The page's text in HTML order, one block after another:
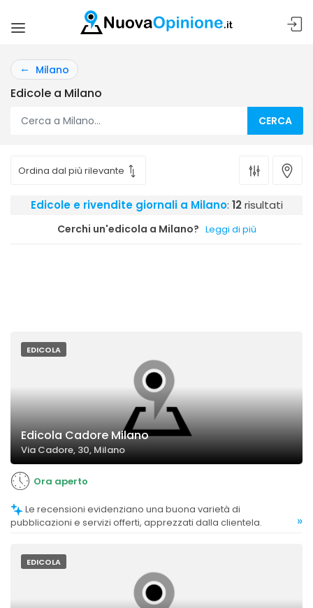
Milano
Edicole a Milano
CERCA
Edicole e rivendite giornali a Milano: 12risultati
Cerchi un'edicola a Milano? Leggi di più
EDICOLA
Edicola Cadore Milano
Via Cadore, 30, Milano
Ora aperto
pubblicazioni e servizi offerti, apprezzati dalla clientela.
»
EDICOLA